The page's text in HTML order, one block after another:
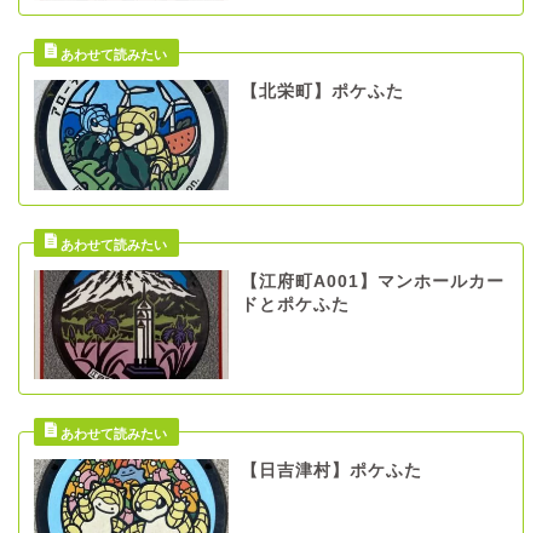
【北栄町】ポケふた
【江府町A001】マンホールカー
ドとポケふた
【日吉津村】ポケふた